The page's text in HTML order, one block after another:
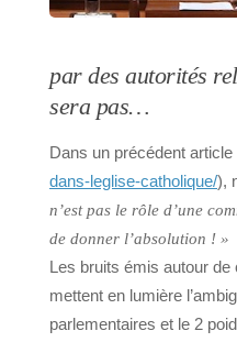
par des autorités
sera pas…
Dans un précédent article
dans-leglise-catholique/),
n’est pas le rôle d’une
de donner l’absolution ! »
Les bruits émis autour
mettent en lumière
parlementaires et le 2